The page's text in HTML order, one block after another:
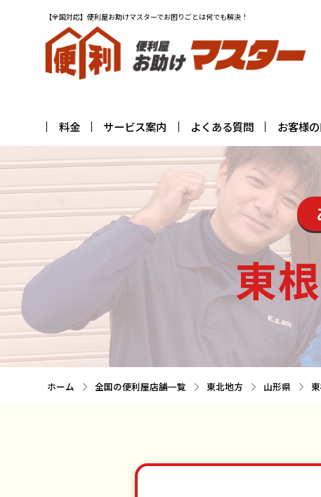
【全国対応】便利屋お助けマスターでお困りごとは何でも解決！
料金 サービス案内 よくある質問 お客様
東
ホーム 全国の便利屋店舗一覧 東北地方 山形県